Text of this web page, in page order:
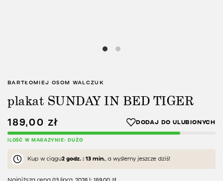
BARTŁOMIEJ OSOM WALCZUK
plakat SUNDAY IN BED TIGER
189,00 zł
ILOŚĆ W MAGAZYNIE: DUŻO
Kup w ciągu2 godz. : 13 min. , a wyślemy jeszcze dziś!